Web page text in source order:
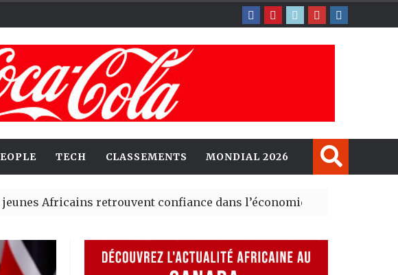
TECH CLASSEMENTS MONDIAL 2026
retrouvent confiance dans l’économie, mais trois grands